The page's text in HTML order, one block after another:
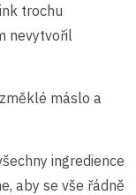
trochu
nevytvořil
máslo a
ingredience
aby se vše řádně